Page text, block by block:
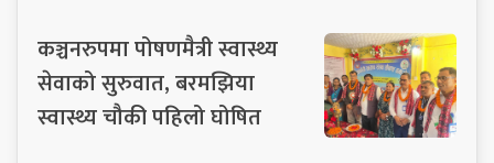
कञ्चनरुपमा पोषणमैत्री स्वास्थ्य
सेवाको सुरुवात, बरमझिया
स्वास्थ्य चौकी पहिलो घोषित